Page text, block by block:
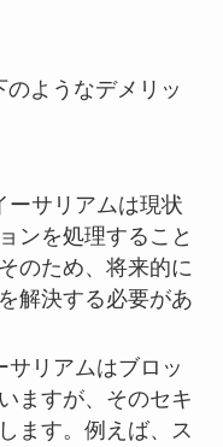
ようなデメリッ
ーサリアムは現状
ンを処理すること
のため、将来的に
解決する必要があ
リアムはブロッ
ますが、そのセキ
ます。例えば、ス